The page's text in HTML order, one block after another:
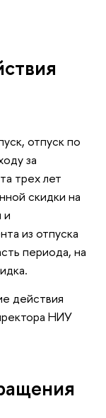
отпуск по
за
трех лет
скидки на
и
из отпуска
периода, на
действия
НИУ